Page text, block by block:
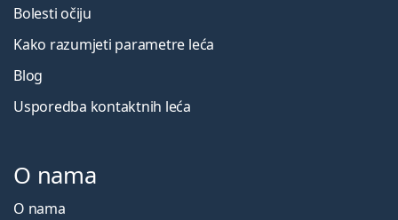
Bolesti očiju
Kako razumjeti parametre leća
Blog
Usporedba kontaktnih leća
O nama
O nama